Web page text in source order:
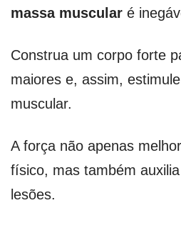
massa muscular é
Construa um corpo forte
maiores e, assim,
muscular.
A força não apenas
físico, mas também
lesões.